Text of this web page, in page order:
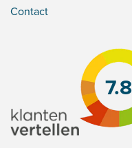
Contact
7.8